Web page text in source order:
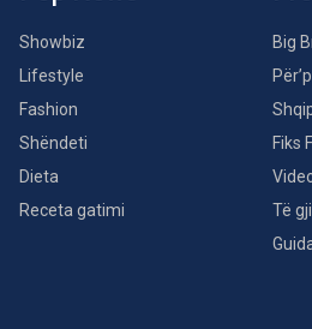
Showbiz
Lifestyle
Fashion
Shëndeti
Dieta
Receta gatimi
Big
Fiks
Të